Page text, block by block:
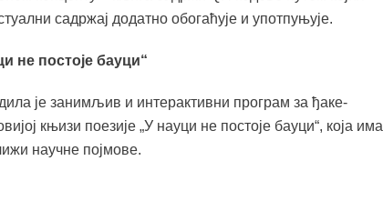
садржај додатно обогаћује и употпуњује.
не постоје бауци“
је занимљив и интерактивни програм за ђаке-
књизи поезије „У науци не постоје бауци“, која има
научне појмове.